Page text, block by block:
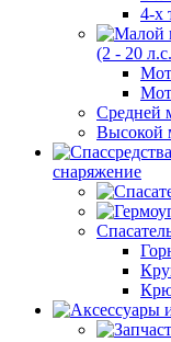
4-х
(2 - 20
Средней
Высокой
снаряжение